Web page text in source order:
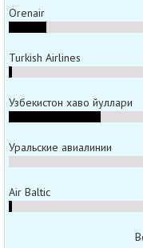
Orenair
Turkish Airlines
Узбекистон хаво йуллари
Уральские авиалинии
Air Baltic